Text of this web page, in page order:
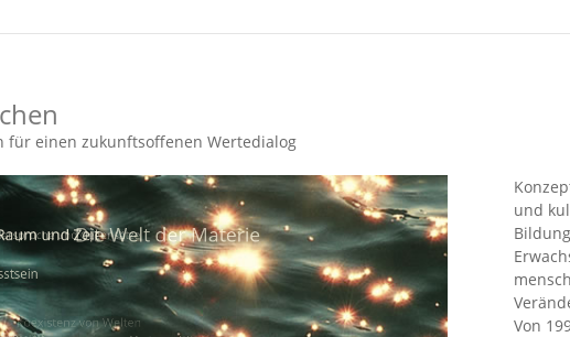
für einen zukunftsoffenen Wertedialog
und
Von